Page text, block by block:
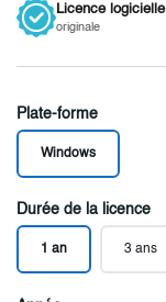
Licence logicielle
originale
Plate-forme
Windows
Durée de la licence
1 an 3 ans